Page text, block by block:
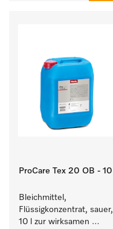
ProCare Tex 20 OB - 10 l
Bleichmittel,
Flüssigkonzentrat, sauer,
10 l zur wirksamen